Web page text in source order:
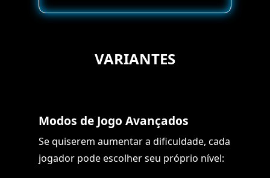
VARIANTES
Modos de Jogo Avançados
Se quiserem aumentar a dificuldade, cada
jogador pode escolher seu próprio nível: